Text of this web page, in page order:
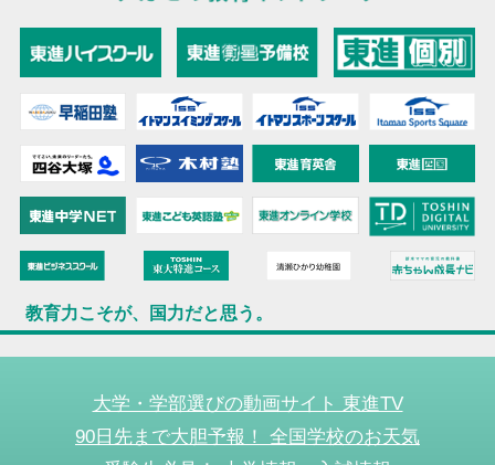
教育力こそが、国力だと思う。
大学・学部選びの動画サイト 東進TV
90日先まで大胆予報！ 全国学校のお天気